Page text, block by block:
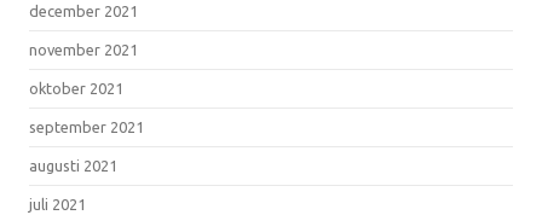
december 2021
november 2021
oktober 2021
september 2021
augusti 2021
juli 2021